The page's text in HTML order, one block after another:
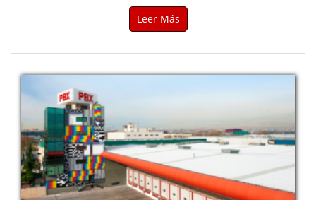
Leer Más